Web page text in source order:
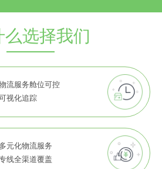
么选择我们
流服务舱位可控
视化追踪
元化物流服务
线全渠道覆盖